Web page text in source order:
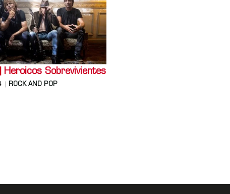
Heroicos Sobrevivientes
ROCK AND POP